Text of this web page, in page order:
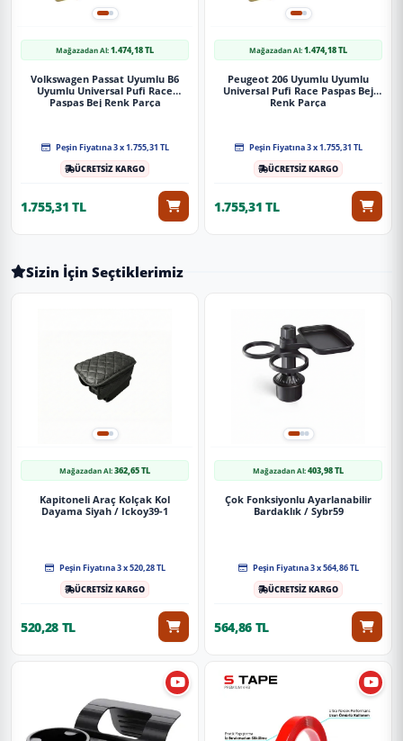
Mağazadan Al:1.474,18 TL
Volkswagen Passat Uyumlu B6
Uyumlu Universal Pufi Race
Paspas Bej Renk Parça
Peşin Fiyatına 3 x 1.755,31 TL
ÜCRETSİZ KARGO
1.755,31 TL
Mağazadan Al:1.474,18 TL
Peugeot 206 Uyumlu Uyumlu
Universal Pufi Race Paspas Bej
Renk Parça
Peşin Fiyatına 3 x 1.755,31 TL
ÜCRETSİZ KARGO
1.755,31 TL
Sizin İçin Seçtiklerimiz
Mağazadan Al:362,65 TL
Kapitoneli Araç Kolçak Kol
Dayama Siyah / Ickoy39-1
Peşin Fiyatına 3 x 520,28 TL
ÜCRETSİZ KARGO
520,28 TL
Mağazadan Al:403,98 TL
Çok Fonksiyonlu Ayarlanabilir
Bardaklık / Sybr59
Peşin Fiyatına 3 x 564,86 TL
ÜCRETSİZ KARGO
564,86 TL